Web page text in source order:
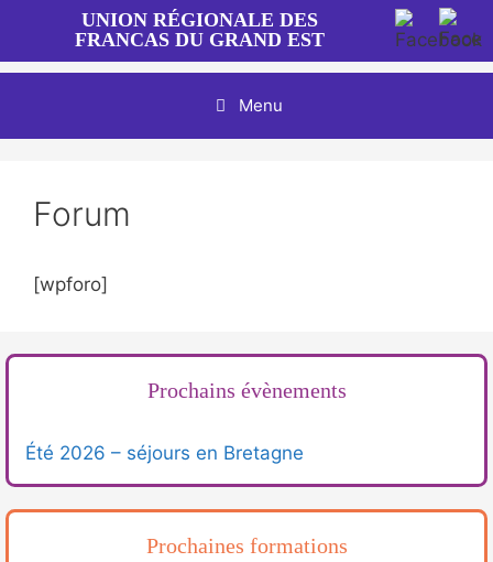
contenu
UNION RÉGIONALE DES
FRANCAS DU GRAND EST
Menu
Forum
[wpforo]
Prochains évènements
Été 2026 – séjours en Bretagne
Prochaines formations